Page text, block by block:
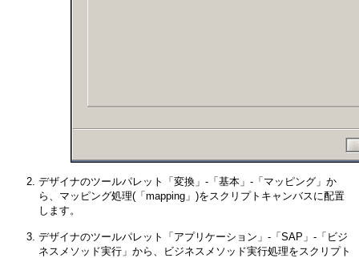
デザイナのツールパレット「変換」-「基本」-「マッピング」か
ら、マッピング処理(「mapping」)をスクリプトキャンバスに配置
します。
デザイナのツールパレット「アプリケーション」-「SAP」-「ビジ
ネスメソッド実行」から、ビジネスメソッド実行処理をスクリプト